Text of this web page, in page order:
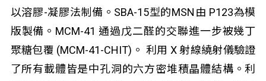
以溶膠-凝膠法制備。SBA-15型的MSN由 P123為模
版製備。MCM-41 通過戊二醛的交聯進一步被幾丁
聚糖包覆 (MCM-41-CHIT)。 利用 X 射線繞射儀驗證
了所有載體皆是中孔洞的六方密堆積晶體結構。利